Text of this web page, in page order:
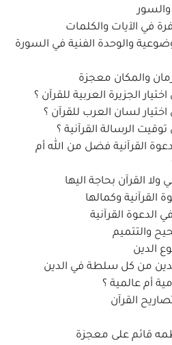
في الآيات والكلمات
والوحدة الفنية في السورة
والمكان معجزة
الجزيرة العربية للقرآن ؟
لسان العرب للقرآن ؟
الرسالة القرآنية ؟
القرآنية فضل من الله أم
القرآن بحاجة اليها
القرآنية وكمالها
الدعوة القرآنية
والتتميم
الدين
من كل سلطة في الدين
أم عالمية ؟
القرآن
قائم على معجزة